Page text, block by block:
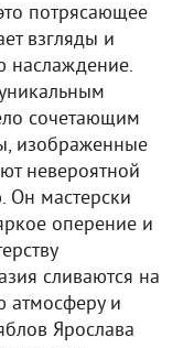
потрясающее
взгляды и
наслаждение.
сочетающим
изображенные
невероятной
Он мастерски
оперение и
сливаются на
атмосферу и
Ярослава